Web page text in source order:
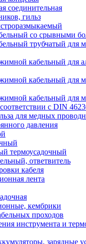
соединительная
гильз
со срывными
трубчатый для
кабельный для
кабельный для
кабельный для
с DIN
для медных
давления
термоусадочный
ответвитель
кабеля
лента
кембрики
проходов
инструмента и